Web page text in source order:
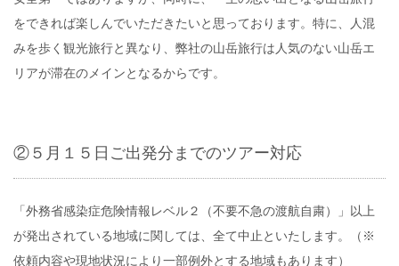
をできれば楽しんでいただきたいと思っております。特に、人混
みを歩く観光旅行と異なり、弊社の山岳旅行は人気のない山岳エ
リアが滞在のメインとなるからです。
②５月１５日ご出発分までのツアー対応
「外務省感染症危険情報レベル２（不要不急の渡航自粛）」以上
が発出されている地域に関しては、全て中止といたします。（※
依頼内容や現地状況により一部例外とする地域もあります）